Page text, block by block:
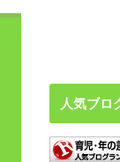
人気ブロ